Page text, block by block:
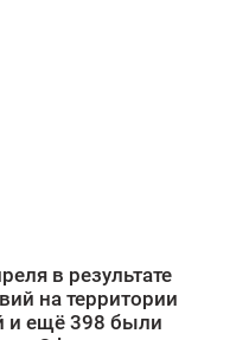
в результате
на территории
и ещё 398 были